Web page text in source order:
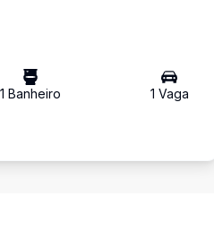
1 Banheiro 1 Vaga